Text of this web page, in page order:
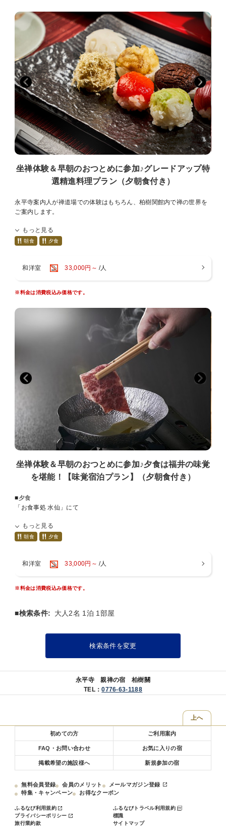
禅のこころを活かした御膳スタイルの精進料理が楽しめます。
○和食膳
福井の豊かな山海の幸や、時間をかけて調理した根菜類など、
精進料理をベースにした御膳スタイルの和食です。
※ご利用時間 18:00/19:00
※予約状況により時間が変更になる場合がございます。
※上記お品書きは一例です。季節や仕入れ状況により異なります。
■朝食
季節に合せたヘルシーなお粥と共に、お箸が進む小鉢やおかずをご用
意します。
「お食事処 水仙」にて
※ご利用時間 7:00〜9:00
■大浴場「香水海（こうすいかい）」
宇宙に広がる香水海のような、ゆったりとした浴室。
内湯から続く清しい露天風呂は永平寺の鐘の音も聞こえてきます。
※ご利用時間 15:00〜23:00/5:00〜9:00
※ご宿泊の方はどなたでも無料で参加できます。
・行事の都合で永平寺でできない場合、柏樹関「開也の間」にて行い
その場合ご予約順で人数制限を設ける場合がございます。
【朝のおつとめ】
日の出前からたくさんの僧侶が務める「朝のおつとめ」や、法要など
※ご希望の方はチェックイン時17時までにお申込み下さい。
（冬季は冷え込みますので暖かい服での参加をお勧めします）
【柏樹関 開也の間での体験】
坐禅、写経（有料880円）などが体験できます。
スタッフにお気軽にお尋ね下さい。
■3歳以上のお子様について
3歳以上のお子様は寝具・食事ありの幼児にてご登録をお願い致しま
す。
添寝はご遠慮ください。
坐禅体験＆早朝のおつとめに参加♪グレードアップ特
選精進料理プラン（夕朝食付き）
永平寺案内人が禅道場での体験はもちろん、柏樹関館内で禅の世界を
ご案内します。
ご夕食は本格的な特選精進料理。
坐禅などの体験を通じて禅の心に触れてみませんか？
「お食事処 水仙」にて
ます。
※予約状況により時間が変更になる場合がございます。
季節に合せたヘルシーなお粥と共に、お箸が進む小鉢やおかずをご用
■禅の体験 （お泊りのお客様はどなたでも無料でご参加ができま
・15:30より大本山永平寺で開催
・行事の都合で永平寺でできない場合、柏樹關「開也の間」にて行い
ます。
その場合ご予約順で人数制限を設ける場合がございます。
・参加時は15時までにチェックインをお願いします。
【朝のおつとめ】
日の出前からたくさんの僧侶が務める「朝のおつとめ」や、法要など
（冬季は冷え込みますので暖かい服での参加をお勧めします）
※ご希望の方はチェックイン時17時までにお申込み下さい。
【柏樹関 開也の間での体験】
坐禅、写経（880円）などが体験できます。
3歳以上のお子様は寝具・食事ありの幼児にてご登録をお願い致しま
添寝はご遠慮ください。
もっと見る
朝食 夕食
和洋室 33,000円～ /人
※料金は消費税込み価格です。
坐禅体験＆早朝のおつとめに参加♪夕食は福井の味覚
を堪能！【味覚宿泊プラン】（夕朝食付き）
■夕食
「お食事処 水仙」にて
こちらの宿泊プランでは厳選された素材で福井の味覚をご堪能いただ
きます。
お一人様ずつコースをお選びいただけます（注釈に入力くださいま
※幼児の夕食はお子様メニューとなります
季節に合せたヘルシーなお粥と共に、お箸が進む小鉢やおかずをご用
※ご利用時間 7:00〜9:00
■大浴場「香水海（こうすいかい）」
内湯から続く清しい露天風呂は永平寺の鐘の音も聞こえてきます。
※ご利用時間 15:00〜23:00/5:00〜9:00
■禅の体験（柏樹関に宿泊のお客様は①②が無料で体験ができま
す。）
①【坐禅体験】
・行事の都合8月の大灯籠流し（8/22）成道会や涅槃会のある12月前
半、2月前で永平寺でできない場合がございます。
②【朝のおつとめ】
・早朝より大本山永平寺で開催
もっと見る
朝食 夕食
和洋室 33,000円～ /人
※料金は消費税込み価格です。
■検索条件: 大人2名 1泊 1部屋
検索条件を変更
永平寺 親禅の宿 柏樹關
TEL：0776-63-1188
上へ
初めての方 ご利用案内
FAQ・お問い合わせ お気に入りの宿
掲載希望の施設様へ 新規参加の宿
無料会員登録 会員のメリット
メールマガジン登録
特集・キャンペーン
お得なクーポン
ふるなび利用規約
ふるなびトラベル利用規約
プライバシーポリシー
標識
旅行業約款
サイトマップ